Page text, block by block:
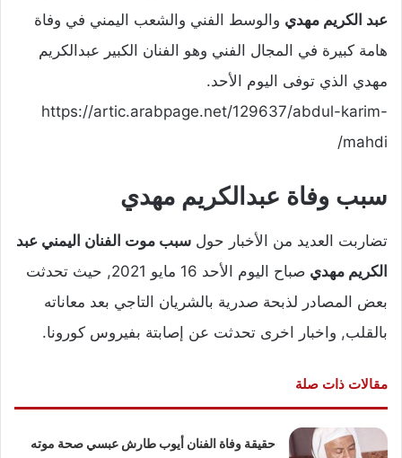
عبد الكريم مهدي والوسط الفني والشعب اليمني في وفاة
هامة كبيرة في المجال الفني وهو الفنان الكبير عبدالكريم
مهدي الذي توفى اليوم الأحد.
https://artic.arabpage.net/129637/abdul-karim-
mahdi/
سبب وفاة عبدالكريم مهدي
تضاربت العديد من الأخبار حول سبب موت الفنان اليمني عبد
الكريم مهدي
صباح اليوم الأحد 16 مايو 2021, حيث تحدثت
بعض المصادر لذبحة صدرية بالشريان التاجي بعد معاناته
بالقلب, واخبار اخرى تحدثت عن إصابتة بفيروس كورونا.
مقالات ذات صلة
حقيقة وفاة الفنان أيوب طارش عبسي صحة موته